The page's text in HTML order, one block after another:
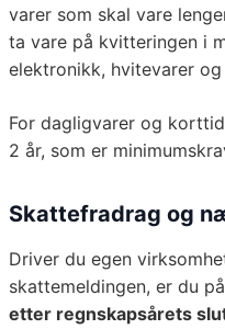
varer som skal vare
ta vare på kvitteringen i
elektronikk, hvitevarer og
For dagligvarer og
2 år, som er
Skattefradrag og
Driver du egen
skattemeldingen, er du
etter regnskapsårets